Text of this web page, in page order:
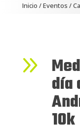
Inicio /Eventos /
9
día
10k